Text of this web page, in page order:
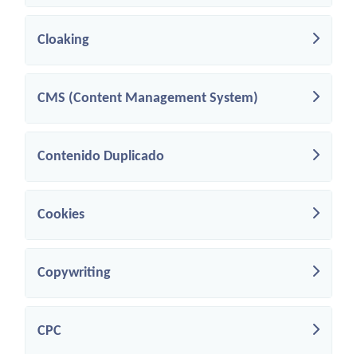
Cloaking
CMS (Content Management System)
Contenido Duplicado
Cookies
Copywriting
CPC